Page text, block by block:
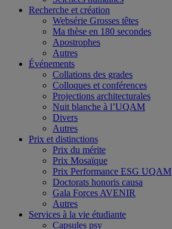
Recherche et création
Websérie Grosses têtes
Ma thèse en 180 secondes
Apostrophes
Autres
Événements
Collations des grades
Colloques et conférences
Projections architecturales
Nuit blanche à l’UQAM
Divers
Autres
Prix et distinctions
Prix du mérite
Prix Mosaïque
Prix Performance ESG UQAM
Doctorats honoris causa
Gala Forces AVENIR
Autres
Services à la vie étudiante
Capsules psy